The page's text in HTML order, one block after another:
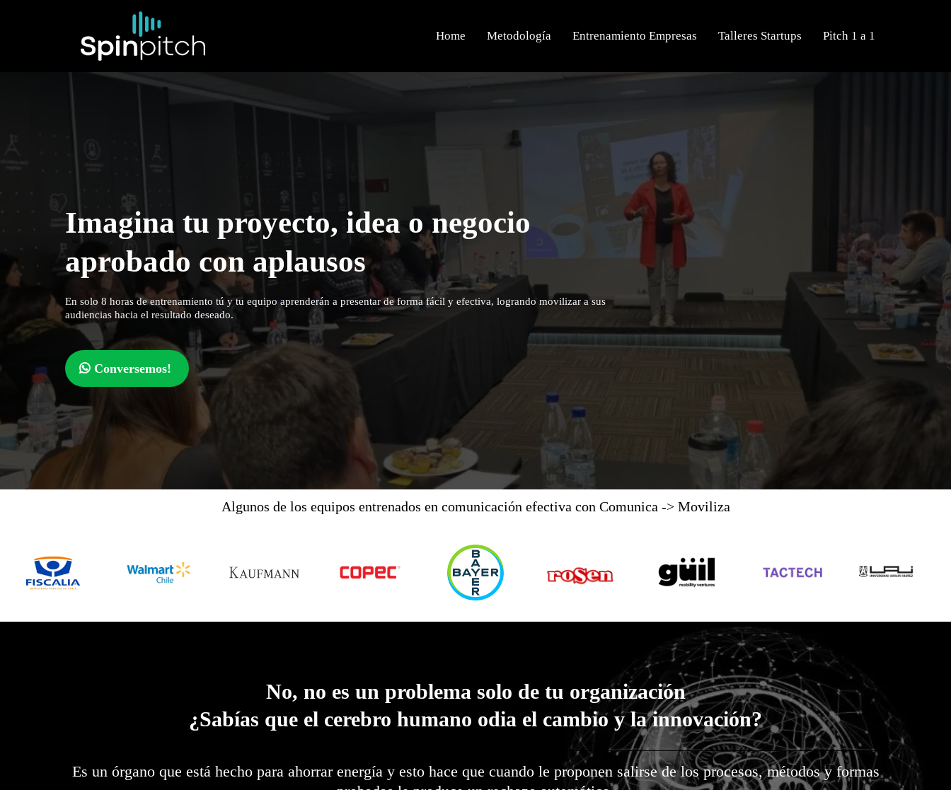
Home Metodología Entrenamiento Empresas Talleres Startups Pitch 1 a 1
Imagina tu proyecto, idea o negocio
aprobado con aplausos
En solo 8 horas de entrenamiento tú y tu equipo aprenderán a presentar de forma fácil y efectiva, logrando movilizar a sus
audiencias hacia el resultado deseado.
Conversemos!
Algunos de los equipos entrenados en comunicación efectiva con Comunica -> Moviliza
No, no es un problema solo de tu organización
¿Sabías que el cerebro humano odia el cambio y la innovación?
Es un órgano que está hecho para ahorrar energía y esto hace que cuando le proponen salirse de los procesos, métodos y formas